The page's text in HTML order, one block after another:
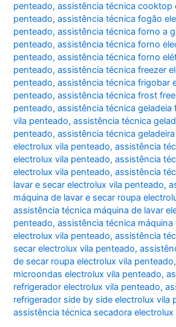
penteado,assistência técnica cooktop
penteado,assistência técnica fogão
penteado,assistência técnica forno a
penteado,assistência técnica forno
penteado,assistência técnica forno
penteado,assistência técnica freezer
penteado,assistência técnica frigobar
penteado,assistência técnica frost
penteado,assistência técnica geladeia
vila penteado,assistência técnica
penteado,assistência técnica
electrolux vila penteado,assistência
electrolux vila penteado,assistência
electrolux vila penteado,assistência
lavar e secar electrolux vila penteado,
máquina de lavar e secar roupa
assistência técnica máquina de lavar
penteado,assistência técnica máquina
electrolux vila penteado,assistência
secar electrolux vila penteado,
de secar roupa electrolux vila penteado
microondas electrolux vila penteado,
refrigerador electrolux vila penteado,
refrigerador side by side electrolux vila
assistência técnica secadora